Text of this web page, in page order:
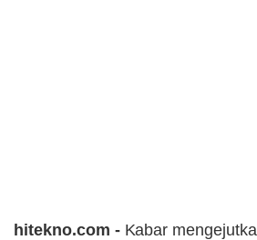
hitekno.com - Kabar